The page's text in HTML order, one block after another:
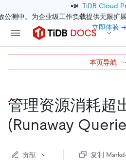
📣 TiDB Cloud
公测中。为企业级工作负载提供无限扩
立即体验 →
管理资源消耗超
(Runaway
贡献
复制
本页导航